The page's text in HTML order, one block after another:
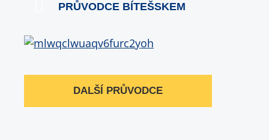
PRŮVODCE BÍTEŠSKEM
DALŠÍ PRŮVODCE